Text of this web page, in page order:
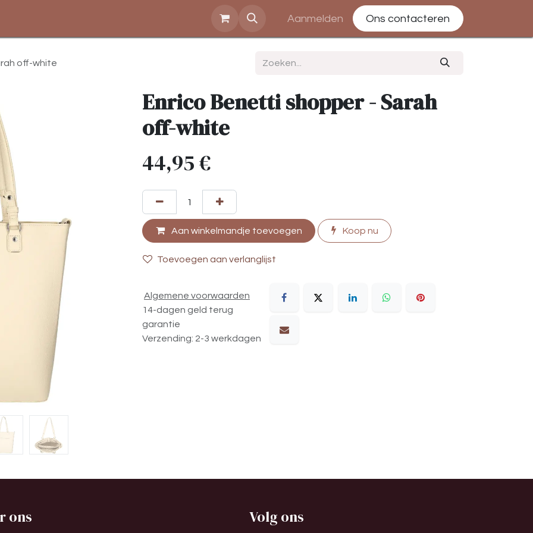
Shop Aanmelden Ons contacteren
off-white
Enrico Benetti shopper - Sarah
off-white
44,95€
Aan winkelmandje toevoegen Koop nu
Toevoegen aan verlanglijst
Algemene voorwaarden
14-dagen geld terug
garantie
Verzending: 2-3 werkdagen
Volg ons
ons